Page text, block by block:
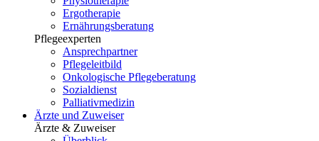
Ergotherapie
Ernährungsberatung
Pflegeexperten
Ansprechpartner
Pflegeleitbild
Onkologische Pflegeberatung
Sozialdienst
Palliativmedizin
Ärzte und Zuweiser
Ärzte & Zuweiser